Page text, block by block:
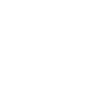
hier machen wir ebenfalls